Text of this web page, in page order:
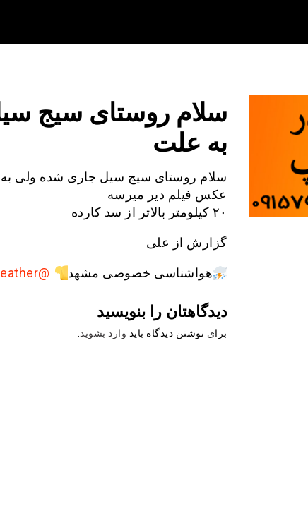
سلام روستای سیج
به علت
سلام روستای سیج سیل جاری شده ولی
عکس فیلم دیر میرسه
۲۰ کیلومتر بالاتر از سد کارده
گزارش از علی
هواشناسی خصوصی مشهد @MashhadWeather
دیدگاهتان را بنویسید
برای نوشتن دیدگاه باید وارد بشوید